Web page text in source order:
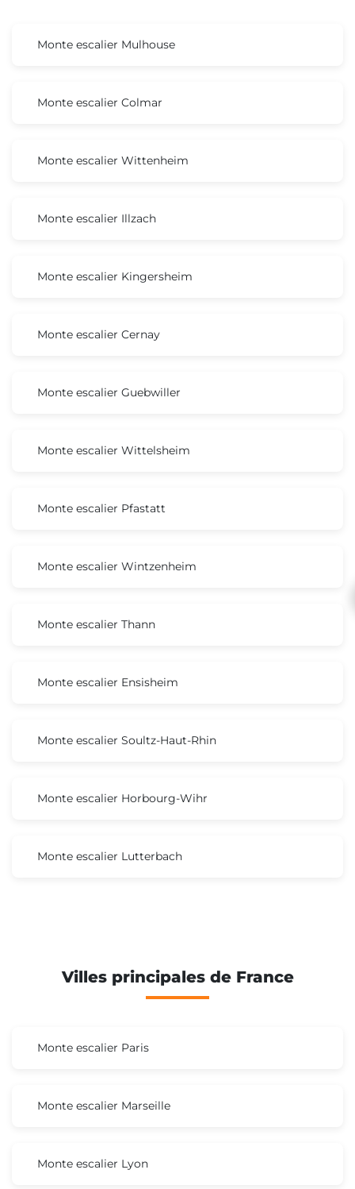
Monte escalier Mulhouse
Monte escalier Colmar
Monte escalier Wittenheim
Monte escalier Illzach
Monte escalier Kingersheim
Monte escalier Cernay
Monte escalier Guebwiller
Monte escalier Wittelsheim
Monte escalier Pfastatt
Monte escalier Wintzenheim
Monte escalier Thann
Monte escalier Ensisheim
Monte escalier Soultz-Haut-Rhin
Monte escalier Horbourg-Wihr
Monte escalier Lutterbach
Villes principales de France
Monte escalier Paris
Monte escalier Marseille
Monte escalier Lyon